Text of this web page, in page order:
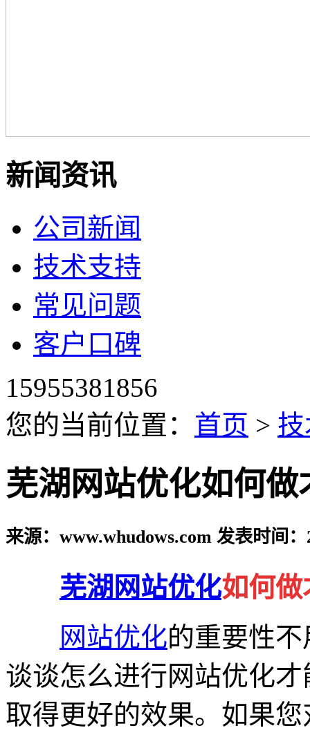
新闻资讯
公司新闻
技术支持
常见问题
客户口碑
15955381856
您的当前位置： 首页 >
芜湖网站优化如何
来源：www.whudows.com 发表时间：
芜湖网站优化如何做
网站优化的重要性
谈谈怎么进行网站优化
取得更好的效果。如果